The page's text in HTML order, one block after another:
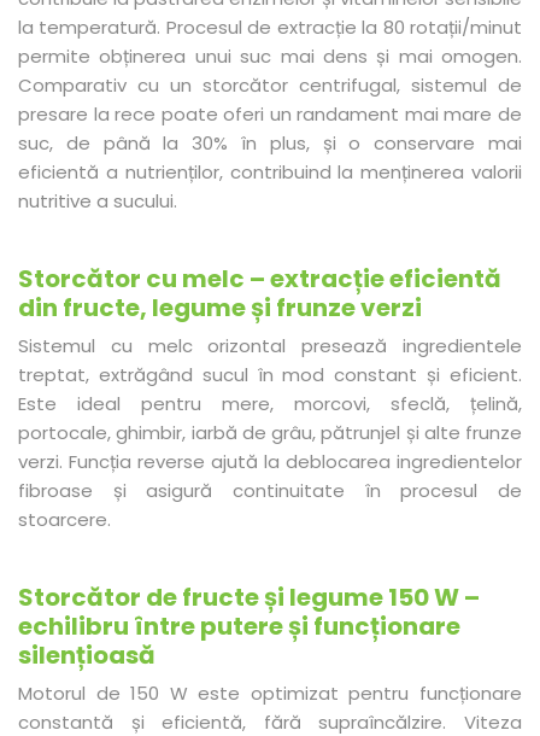
la temperatură. Procesul de extracție la 80 rotații/minut
permite obținerea unui suc mai dens și mai omogen.
Comparativ cu un storcător centrifugal, sistemul de
presare la rece poate oferi un randament mai mare de
suc, de până la 30% în plus, și o conservare mai
eficientă a nutrienților, contribuind la menținerea valorii
nutritive a sucului.
Storcător cu melc – extracție eficientă
din fructe, legume și frunze verzi
Sistemul cu melc orizontal presează ingredientele
treptat, extrăgând sucul în mod constant și eficient.
Este ideal pentru mere, morcovi, sfeclă, țelină,
portocale, ghimbir, iarbă de grâu, pătrunjel și alte frunze
verzi. Funcția reverse ajută la deblocarea ingredientelor
fibroase și asigură continuitate în procesul de
stoarcere.
Storcător de fructe și legume 150 W –
echilibru între putere și funcționare
silențioasă
Motorul de 150 W este optimizat pentru funcționare
constantă și eficientă, fără supraîncălzire. Viteza